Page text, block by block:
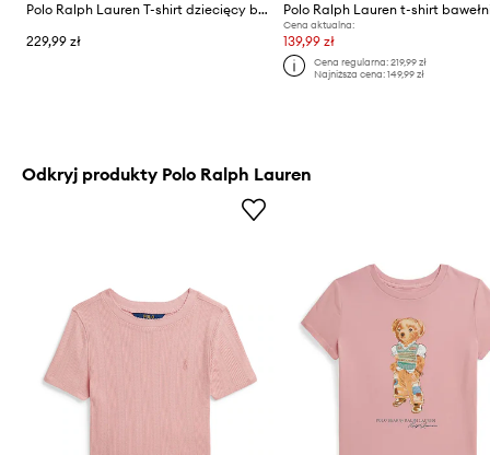
Polo Ralph Lauren T-shirt dziecięcy bawełniany
229,99 zł
Cena aktualna:
139,99 zł
Cena regularna: 219,99 zł
Najniższa cena: 149,99 zł
Odkryj produkty Polo Ralph Lauren